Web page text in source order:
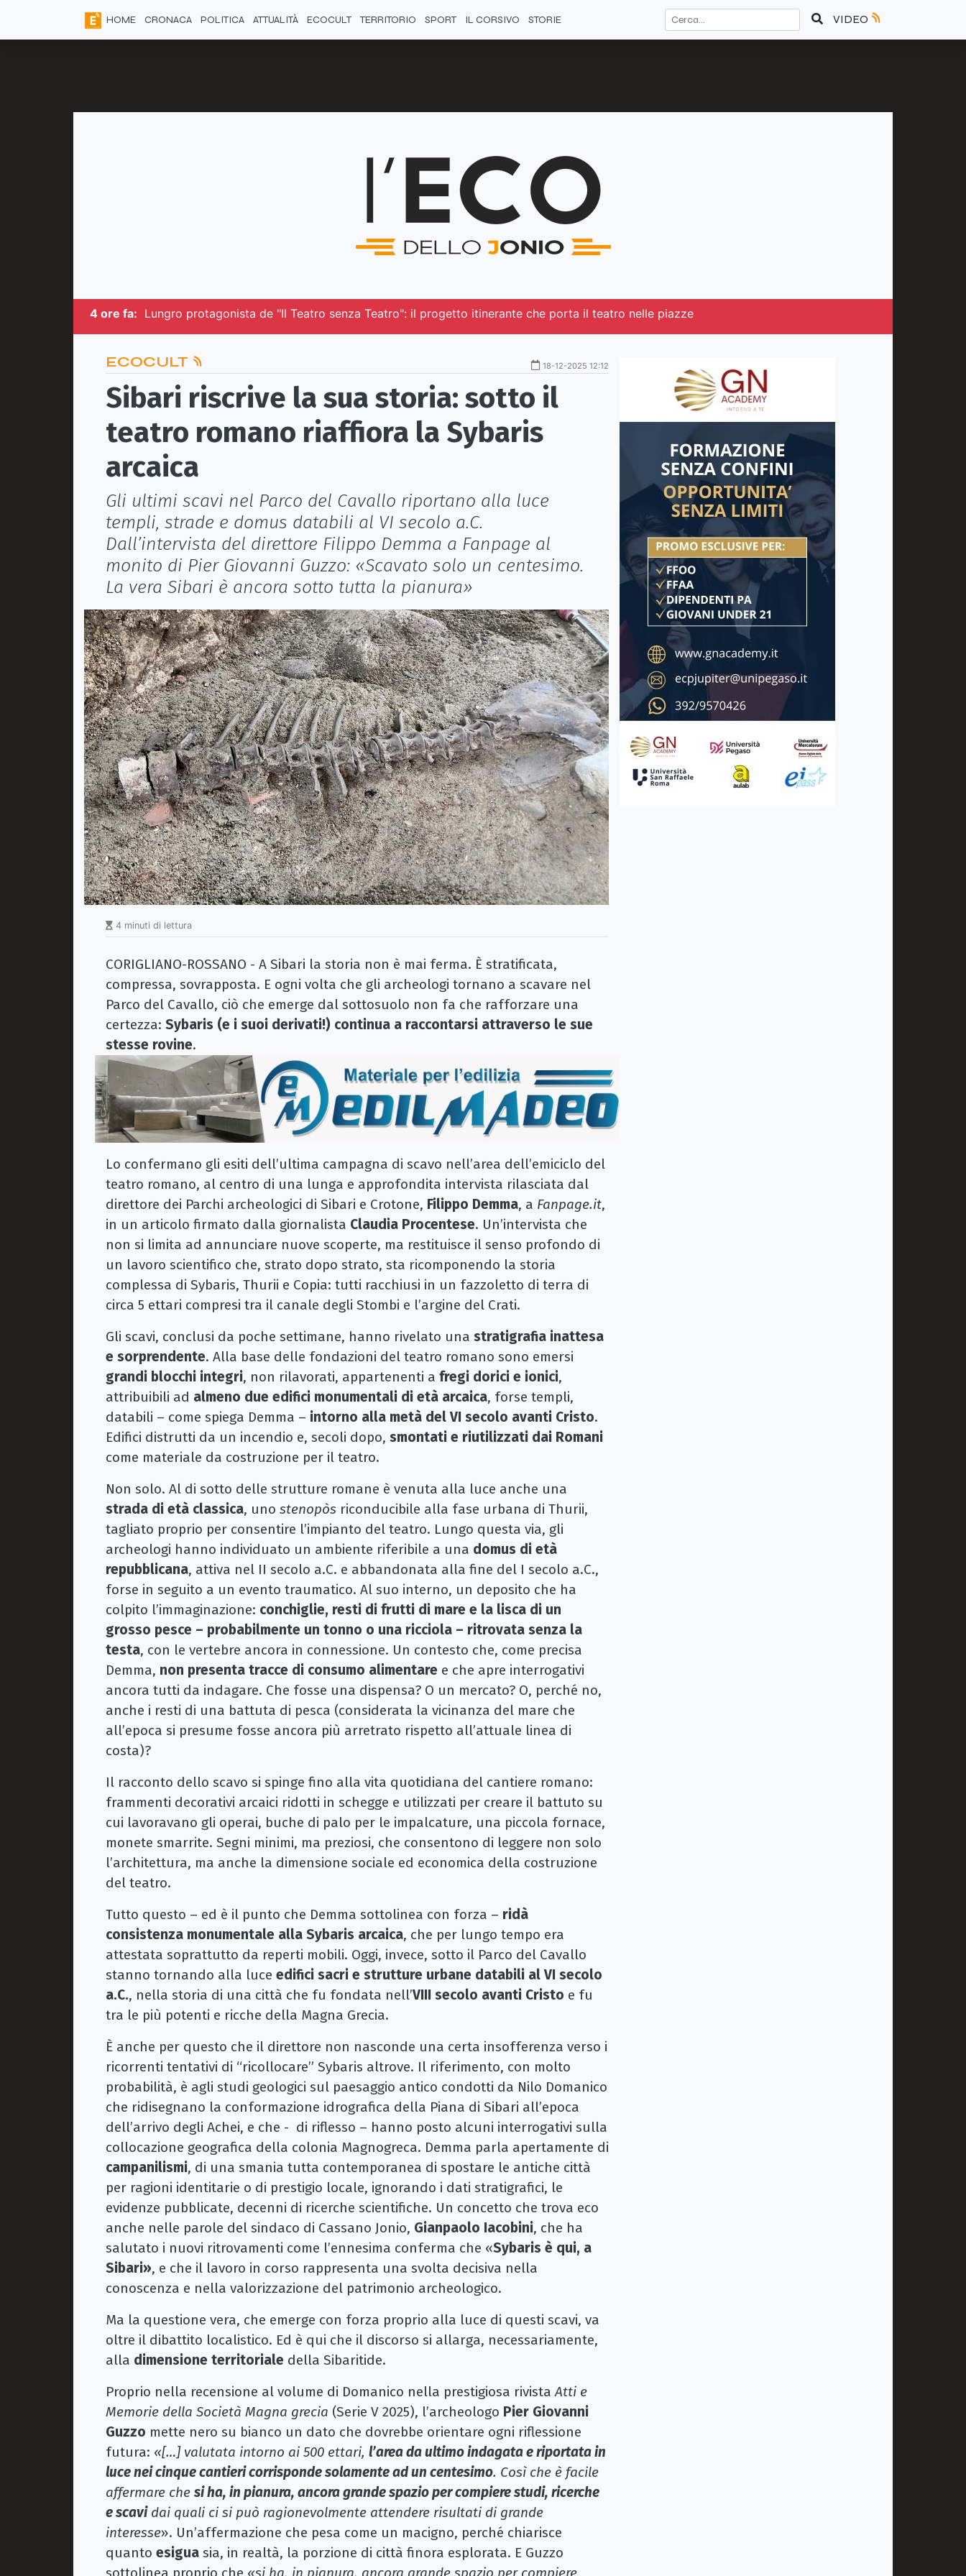
HOME CRONACA POLITICA ATTUALITÀ ECOCULT TERRITORIO SPORT IL CORSIVO STORIE VIDEO
4 ore fa: Lungro protagonista de "Il Teatro senza Teatro": il progetto itinerante che porta il teatro nelle piazze
ECOCULT 18-12-2025 12:12
Sibari riscrive la sua storia: sotto il
teatro romano riaffiora la Sybaris
arcaica
Gli ultimi scavi nel Parco del Cavallo riportano alla luce
templi, strade e domus databili al VI secolo a.C.
Dall’intervista del direttore Filippo Demma a Fanpage al
monito di Pier Giovanni Guzzo: «Scavato solo un centesimo.
La vera Sibari è ancora sotto tutta la pianura»
4 minuti di lettura
CORIGLIANO-ROSSANO - A Sibari la storia non è mai ferma. È stratificata,
compressa, sovrapposta. E ogni volta che gli archeologi tornano a scavare nel
Parco del Cavallo, ciò che emerge dal sottosuolo non fa che rafforzare una
certezza: Sybaris (e i suoi derivati!) continua a raccontarsi attraverso le sue
stesse rovine.
Lo confermano gli esiti dell’ultima campagna di scavo nell’area dell’emiciclo del
teatro romano, al centro di una lunga e approfondita intervista rilasciata dal
direttore dei Parchi archeologici di Sibari e Crotone, Filippo Demma, a Fanpage.it,
in un articolo firmato dalla giornalista Claudia Procentese. Un’intervista che
non si limita ad annunciare nuove scoperte, ma restituisce il senso profondo di
un lavoro scientifico che, strato dopo strato, sta ricomponendo la storia
complessa di Sybaris, Thurii e Copia: tutti racchiusi in un fazzoletto di terra di
circa 5 ettari compresi tra il canale degli Stombi e l’argine del Crati.
Gli scavi, conclusi da poche settimane, hanno rivelato una stratigrafia inattesa
e sorprendente. Alla base delle fondazioni del teatro romano sono emersi
grandi blocchi integri, non rilavorati, appartenenti a fregi dorici e ionici,
attribuibili ad almeno due edifici monumentali di età arcaica, forse templi,
databili – come spiega Demma – intorno alla metà del VI secolo avanti Cristo.
Edifici distrutti da un incendio e, secoli dopo, smontati e riutilizzati dai Romani
come materiale da costruzione per il teatro.
Non solo. Al di sotto delle strutture romane è venuta alla luce anche una
strada di età classica, uno stenopòs riconducibile alla fase urbana di Thurii,
tagliato proprio per consentire l’impianto del teatro. Lungo questa via, gli
archeologi hanno individuato un ambiente riferibile a una domus di età
repubblicana, attiva nel II secolo a.C. e abbandonata alla fine del I secolo a.C.,
forse in seguito a un evento traumatico. Al suo interno, un deposito che ha
colpito l’immaginazione: conchiglie, resti di frutti di mare e la lisca di un
grosso pesce – probabilmente un tonno o una ricciola – ritrovata senza la
testa, con le vertebre ancora in connessione. Un contesto che, come precisa
Demma, non presenta tracce di consumo alimentare e che apre interrogativi
ancora tutti da indagare. Che fosse una dispensa? O un mercato? O, perché no,
anche i resti di una battuta di pesca (considerata la vicinanza del mare che
all’epoca si presume fosse ancora più arretrato rispetto all’attuale linea di
costa)?
Il racconto dello scavo si spinge fino alla vita quotidiana del cantiere romano:
frammenti decorativi arcaici ridotti in schegge e utilizzati per creare il battuto su
cui lavoravano gli operai, buche di palo per le impalcature, una piccola fornace,
monete smarrite. Segni minimi, ma preziosi, che consentono di leggere non solo
l’architettura, ma anche la dimensione sociale ed economica della costruzione
del teatro.
Tutto questo – ed è il punto che Demma sottolinea con forza – ridà
consistenza monumentale alla Sybaris arcaica, che per lungo tempo era
attestata soprattutto da reperti mobili. Oggi, invece, sotto il Parco del Cavallo
stanno tornando alla luce edifici sacri e strutture urbane databili al VI secolo
a.C., nella storia di una città che fu fondata nell’VIII secolo avanti Cristo e fu
tra le più potenti e ricche della Magna Grecia.
È anche per questo che il direttore non nasconde una certa insofferenza verso i
ricorrenti tentativi di “ricollocare” Sybaris altrove. Il riferimento, con molto
probabilità, è agli studi geologici sul paesaggio antico condotti da Nilo Domanico
che ridisegnano la conformazione idrografica della Piana di Sibari all’epoca
dell’arrivo degli Achei, e che - di riflesso – hanno posto alcuni interrogativi sulla
collocazione geografica della colonia Magnogreca. Demma parla apertamente di
campanilismi, di una smania tutta contemporanea di spostare le antiche città
per ragioni identitarie o di prestigio locale, ignorando i dati stratigrafici, le
evidenze pubblicate, decenni di ricerche scientifiche. Un concetto che trova eco
anche nelle parole del sindaco di Cassano Jonio, Gianpaolo Iacobini, che ha
salutato i nuovi ritrovamenti come l’ennesima conferma che «Sybaris è qui, a
Sibari», e che il lavoro in corso rappresenta una svolta decisiva nella
conoscenza e nella valorizzazione del patrimonio archeologico.
Ma la questione vera, che emerge con forza proprio alla luce di questi scavi, va
oltre il dibattito localistico. Ed è qui che il discorso si allarga, necessariamente,
alla dimensione territoriale della Sibaritide.
Proprio nella recensione al volume di Domanico nella prestigiosa rivistaAtti e
Memorie della Società Magna grecia (Serie V 2025), l’archeologo Pier Giovanni
Guzzo mette nero su bianco un dato che dovrebbe orientare ogni riflessione
futura: «[…] valutata intorno ai 500 ettari, l’area da ultimo indagata e riportata in
luce nei cinque cantieri corrisponde solamente ad un centesimo. Così che è facile
affermare che si ha, in pianura, ancora grande spazio per compiere studi, ricerche
e scavidai quali ci si può ragionevolmente attendere risultati di grande
interesse». Un’affermazione che pesa come un macigno, perché chiarisce
quanto esigua sia, in realtà, la porzione di città finora esplorata. E Guzzo